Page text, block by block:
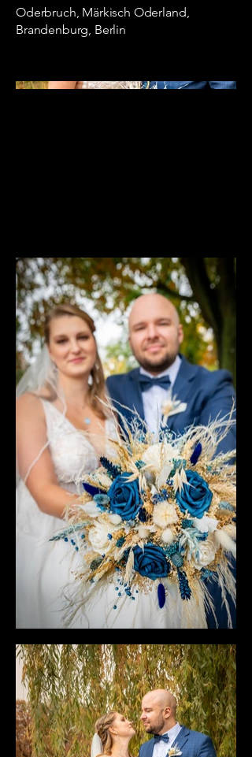
Oderbruch, Märkisch Oderland,
Brandenburg, Berlin